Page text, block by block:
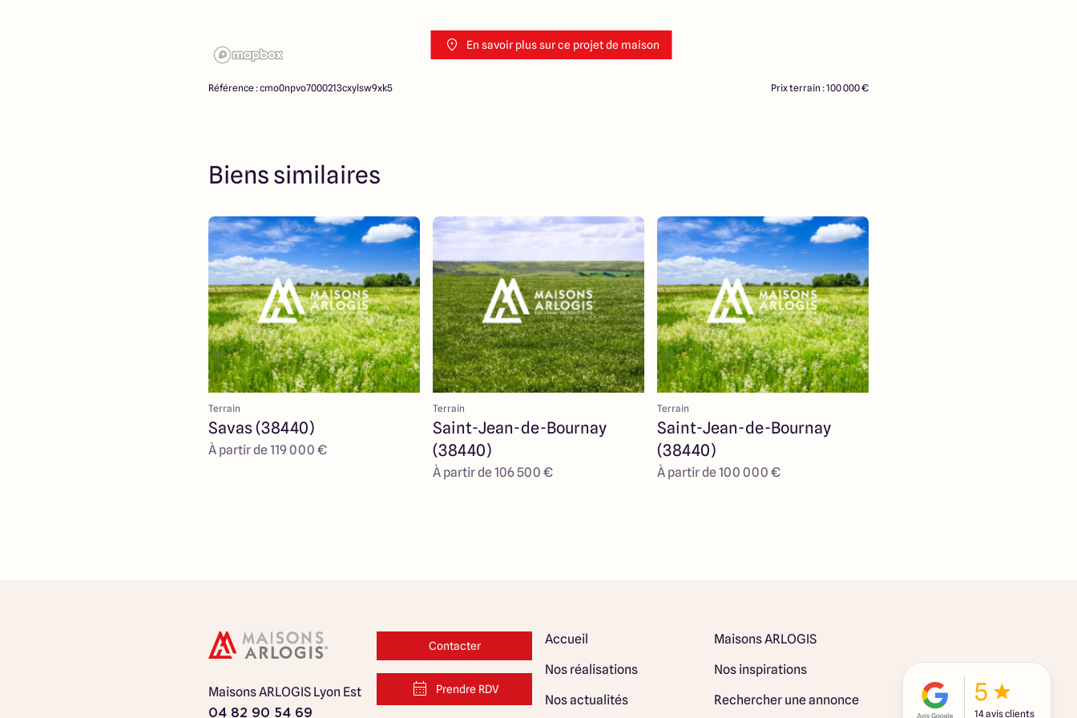
En savoir plus sur ce projet de maison
Référence : cmo0npvo7000213cxylsw9xk5 Prix terrain : 100 000 €
Biens similaires
Terrain
Savas (38440)
À partir de 119 000 €
Terrain
Saint-Jean-de-Bournay
(38440)
À partir de 106 500 €
Terrain
Saint-Jean-de-Bournay
(38440)
À partir de 100 000 €
5
14 avis clients
Maisons ARLOGIS Lyon Est
04 82 90 54 69
Contacter
Prendre RDV
Accueil
Maisons ARLOGIS
Nos réalisations
Nos inspirations
Nos actualités
Rechercher une annonce